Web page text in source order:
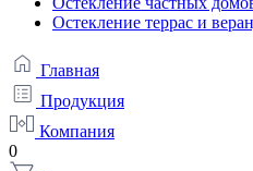
Остекление террас и
Главная
Продукция
Компания
0